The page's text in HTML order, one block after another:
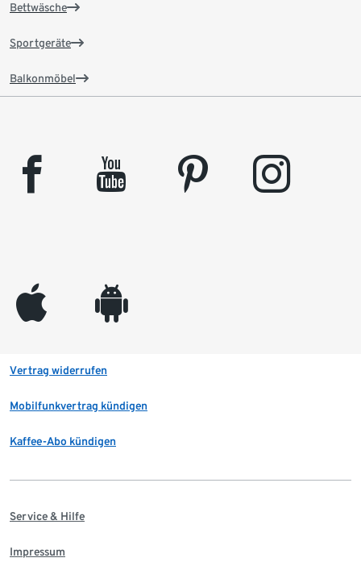
Bettwäsche
Sportgeräte
Balkonmöbel
facebook youtube pinterest instagram
appleinc android
Vertrag widerrufen
Mobilfunkvertrag kündigen
Kaffee-Abo kündigen
Service & Hilfe
Impressum